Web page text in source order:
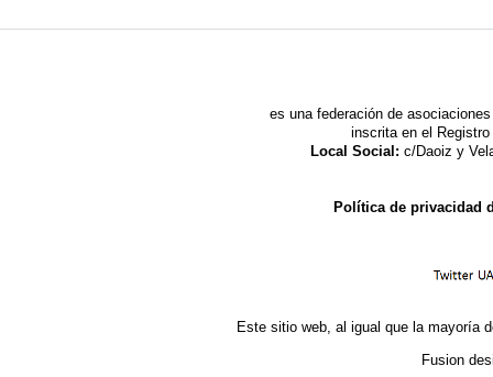
es una federación de
inscrita en el
Local Social: c/Daoiz y
Política de privacidad
Este sitio web, al igual que la mayoría
Fusion